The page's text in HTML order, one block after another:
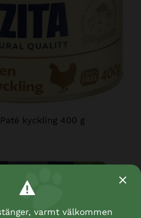
kyckling 400 g
varmt välkommen